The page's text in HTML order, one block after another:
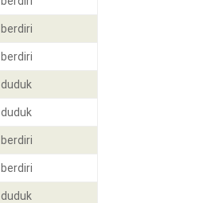
berdiri
berdiri
duduk
duduk
berdiri
berdiri
duduk